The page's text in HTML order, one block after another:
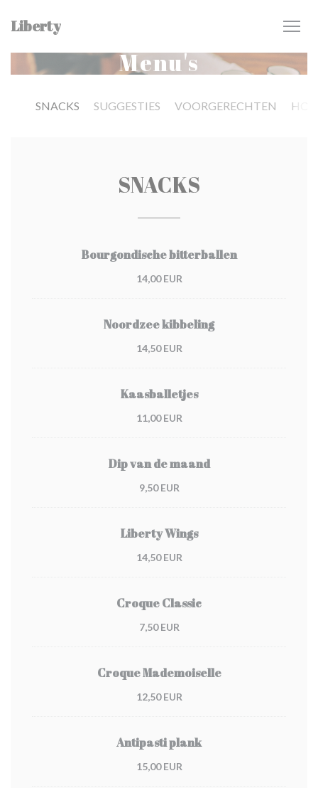
Liberty
Menu's
SNACKS SUGGESTIES VOORGERECHTEN
SNACKS
Bourgondische bitterballen
14,00 EUR
Noordzee kibbeling
14,50 EUR
Kaasballetjes
11,00 EUR
Dip van de maand
9,50 EUR
Liberty Wings
14,50 EUR
Croque Classic
7,50 EUR
Croque Mademoiselle
12,50 EUR
Antipasti plank
15,00 EUR